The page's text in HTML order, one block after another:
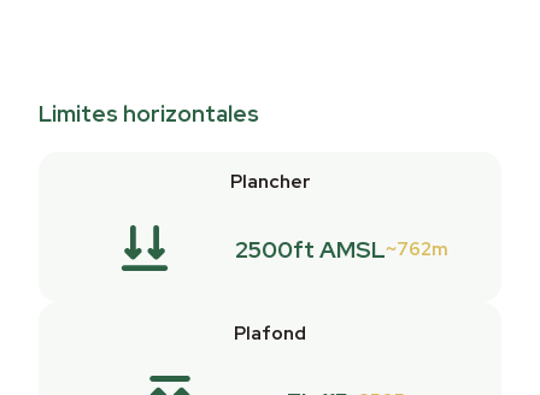
Limites horizontales
Plancher
2500ft AMSL 762m
Plafond